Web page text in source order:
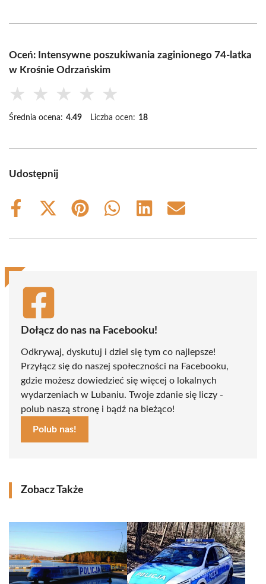
Oceń: Intensywne poszukiwania zaginionego 74-latka
w Krośnie Odrzańskim
★ ★ ★ ★ ★
Średnia ocena: 4.49 Liczba ocen: 18
Udostępnij
Share
Share
(Twitter)
Share
Share
Share
Share
Dołącz do nas na Facebooku!
Odkrywaj, dyskutuj i dziel się tym co najlepsze!
Przyłącz się do naszej społeczności na Facebooku,
gdzie możesz dowiedzieć się więcej o lokalnych
wydarzeniach w Lubaniu. Twoje zdanie się liczy -
polub naszą stronę i bądź na bieżąco!
Polub nas!
Zobacz Także